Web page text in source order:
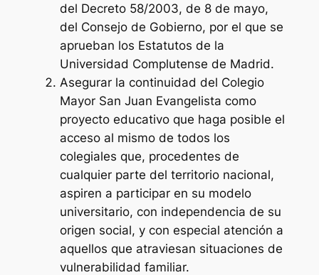
del Decreto 58/2003, de 8 de mayo,
del Consejo de Gobierno, por el que se
aprueban los Estatutos de la
Universidad Complutense de Madrid.
Asegurar la continuidad del Colegio
Mayor San Juan Evangelista como
proyecto educativo que haga posible el
acceso al mismo de todos los
colegiales que, procedentes de
cualquier parte del territorio nacional,
aspiren a participar en su modelo
universitario, con independencia de su
origen social, y con especial atención a
aquellos que atraviesan situaciones de
vulnerabilidad familiar.